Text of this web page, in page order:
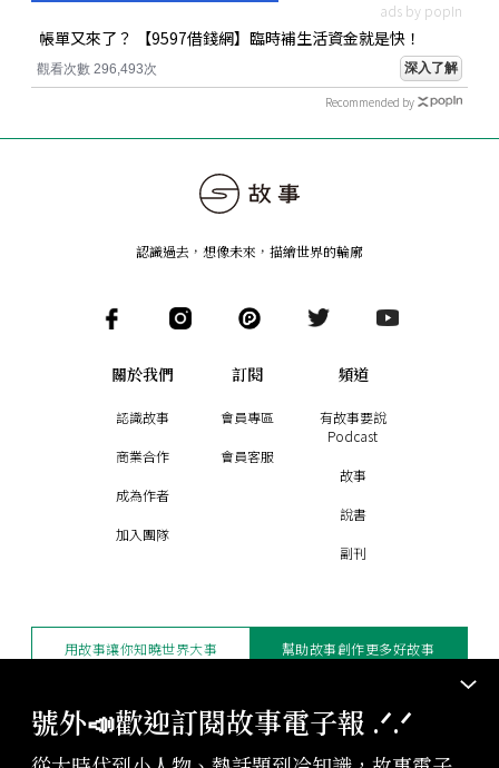
ads by popIn
帳單又來了？ 【9597借錢網】臨時補生活資金就是快！
觀看次數 296,493次 深入了解
Recommended by
號外📣歡迎訂閱故事電子報 .ᐟ‪‪.ᐟ
認識過去，想像未來 ， 描繪世界的輪廓
關於我們
認識故事
商業合作
成為作者
加入團隊
訂閱
會員專區
會員客服
頻道
有故事要說
Podcast
故事
說書
副刊
用故事讓你知曉世界大事 幫助故事創作更多好故事